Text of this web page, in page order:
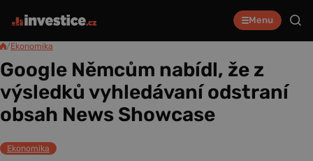
Menu
/Ekonomika
Google Němcům nabídl, že z
výsledků vyhledávaní odstraní
obsah News Showcase
Ekonomika